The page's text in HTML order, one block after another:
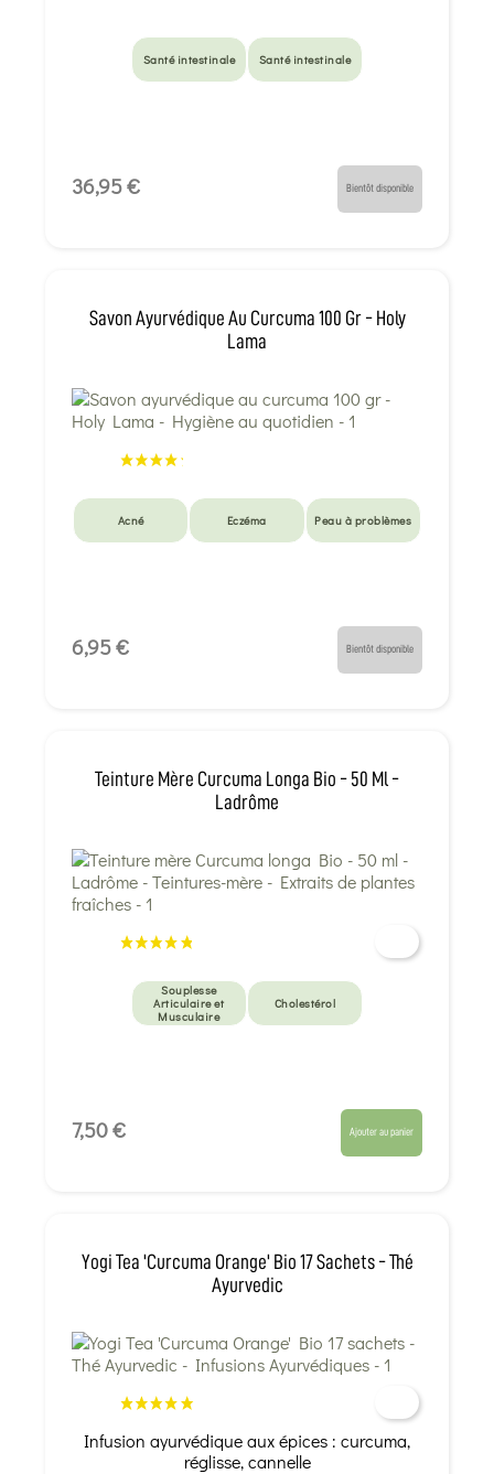
Santé intestinale Santé intestinale
36,95 € Bientôt disponible
Savon Ayurvédique Au Curcuma 100 Gr - Holy
Lama
Acné Eczéma Peau à problèmes
6,95 € Bientôt disponible
Teinture Mère Curcuma Longa Bio - 50 Ml -
Ladrôme
Souplesse
Articulaire et
Musculaire
Cholestérol
7,50 € Ajouter au panier
Yogi Tea 'Curcuma Orange' Bio 17 Sachets - Thé
Ayurvedic
Infusion ayurvédique aux épices : curcuma,
réglisse, cannelle